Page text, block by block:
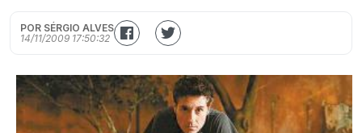
POR SÉRGIO ALVES
14/11/2009 17:50:32